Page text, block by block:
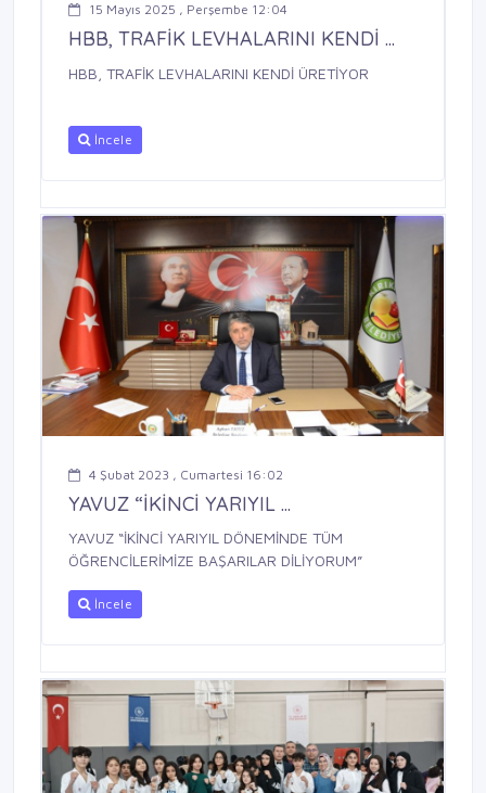
15 Mayıs 2025 , Perşembe 12:04
HBB, TRAFİK LEVHALARINI KENDİ ...
HBB, TRAFİK LEVHALARINI KENDİ ÜRETİYOR
İncele
4 Şubat 2023 , Cumartesi 16:02
YAVUZ “İKİNCİ YARIYIL ...
YAVUZ “İKİNCİ YARIYIL DÖNEMİNDE TÜM
ÖĞRENCİLERİMİZE BAŞARILAR DİLİYORUM”
İncele